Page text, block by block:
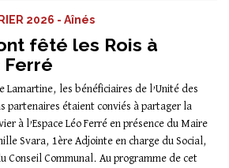
2026 - Aînés
fêté les Rois à
Ferré
Lamartine, les bénéficiaires de l’Unité des
partenaires étaient conviés à partager la
à l’Espace Léo Ferré en présence du Maire
Svara, 1ère Adjointe en charge du Social,
Conseil Communal. Au programme de cet